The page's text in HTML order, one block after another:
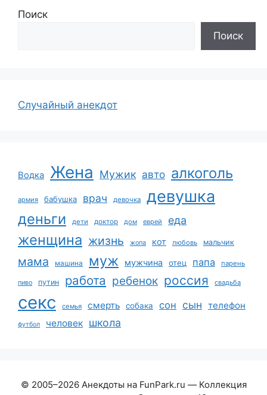
Поиск
Поиск
Случайный анекдот
Водка Жена Мужик авто алкоголь
армия бабушка врач девочка девушка
деньги дети доктор дом еврей еда
женщина жизнь жопа кот любовь мальчик
мама машина муж мужчина отец папа парень
пиво путин работа ребенок россия свадьба
секс семья смерть собака сон сын телефон
футбол человек школа
© 2005–2026 Анекдоты на FunPark.ru — Коллекция